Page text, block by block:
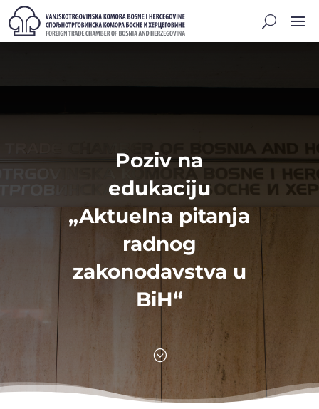
Poziv na
edukaciju
„Aktuelna pitanja
radnog
zakonodavstva u
BiH“
;